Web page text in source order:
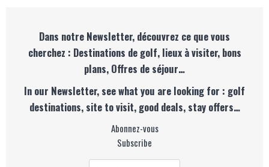
Dans notre Newsletter, découvrez ce que vous
cherchez : Destinations de golf, lieux à visiter, bons
plans, Offres de séjour…
In our Newsletter, see what you are looking for : golf
destinations, site to visit, good deals, stay offers…
Abonnez-vous
Subscribe